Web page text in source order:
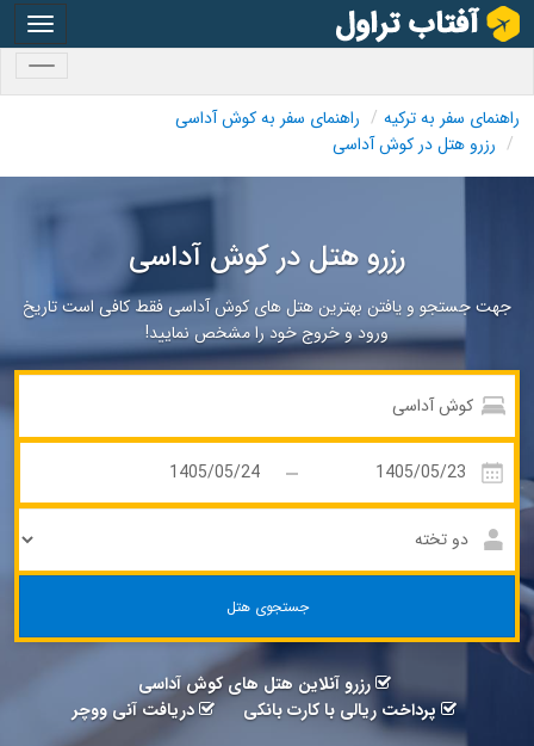
راهنمای سفر به ترکیه
راهنمای سفر به کوش آداسی
رزرو هتل در کوش آداسی
رزرو هتل در کوش آداسی
جهت جستجو و یافتن بهترین هتل های کوش آداسی فقط کافی است تاریخ
ورود و خروج خود را مشخص نمایید!
جستجوی هتل
رزرو آنلاین هتل های کوش آداسی
پرداخت ریالی با کارت بانکی
دریافت آنی ووچر